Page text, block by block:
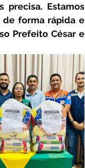
precisa. Estamos
forma rápida e
Prefeito César e